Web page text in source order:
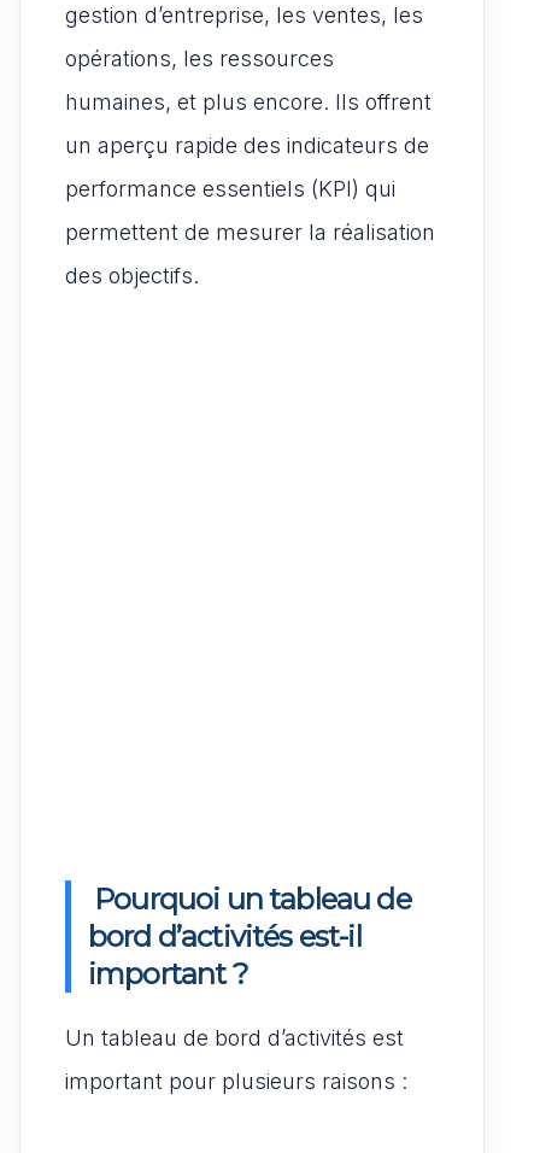
gestion d’entreprise, les ventes, les
opérations, les ressources
humaines, et plus encore. Ils offrent
un aperçu rapide des indicateurs de
performance essentiels (KPI) qui
permettent de mesurer la réalisation
des objectifs.
Pourquoi un tableau de
bord d’activités est-il
important ?
Un tableau de bord d’activités est
important pour plusieurs raisons :